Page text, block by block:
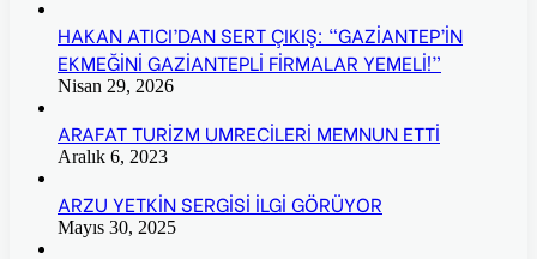
HAKAN ATICI’DAN SERT ÇIKIŞ: “GAZİANTEP’İN
EKMEĞİNİ GAZİANTEPLİ FİRMALAR YEMELİ!”
Nisan 29, 2026
ARAFAT TURİZM UMRECİLERİ MEMNUN ETTİ
Aralık 6, 2023
ARZU YETKİN SERGİSİ İLGİ GÖRÜYOR
Mayıs 30, 2025